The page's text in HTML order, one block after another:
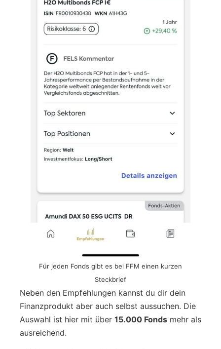
Für jeden Fonds gibt es bei FFM einen kurzen
Steckbrief
Neben den Empfehlungen kannst du dir dein
Finanzprodukt aber auch selbst aussuchen. Die
Auswahl ist hier mit über 15.000 Fonds mehr als
ausreichend.